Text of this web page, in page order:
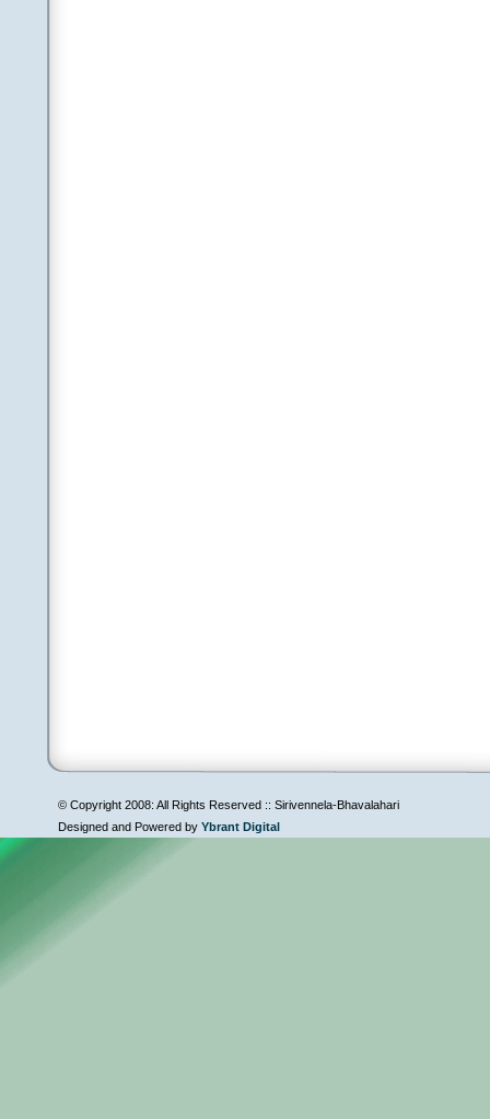
© Copyright 2008: All Rights Reserved :: Sirivennela-Bhavalahari
Designed and Powered by Ybrant Digital